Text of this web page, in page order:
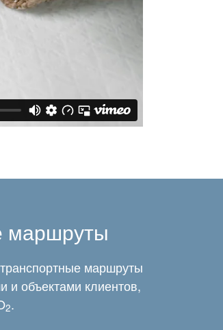
маршруты
маршруты
объектами клиентов,
2.